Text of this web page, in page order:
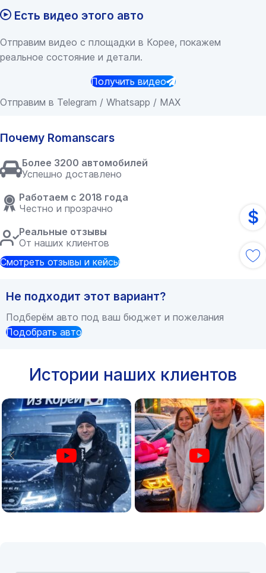
Есть видео этого авто
Отправим видео с площадки в Корее, покажем
реальное состояние и детали.
Получить видео
Отправим в Telegram / Whatsapp / MAX
Почему Romanscars
Более 3200 автомобилей
Успешно доставлено
Работаем с 2018 года
Честно и прозрачно
Реальные отзывы
От наших клиентов
Смотреть отзывы и кейсы
Не подходит этот вариант?
Подберём авто под ваш бюджет и пожелания
Подобрать авто
Истории наших клиентов
$